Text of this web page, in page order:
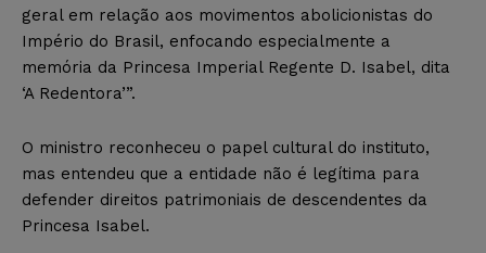
geral em relação aos movimentos abolicionistas do
Império do Brasil, enfocando especialmente a
memória da Princesa Imperial Regente D. Isabel, dita
‘A Redentora’”.
O ministro reconheceu o papel cultural do instituto,
mas entendeu que a entidade não é legítima para
defender direitos patrimoniais de descendentes da
Princesa Isabel.